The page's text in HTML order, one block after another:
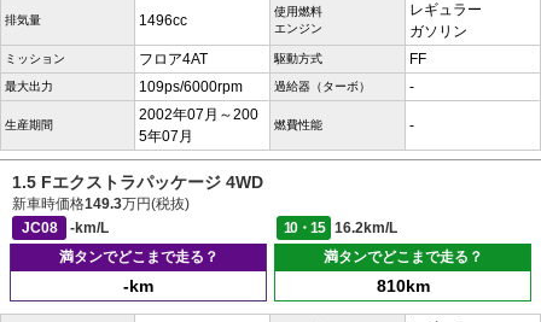
排気量 1496cc
使用燃料
エンジン
レギュラー
ガソリン
ミッション フロア4AT 駆動方式 FF
最大出力 109ps/6000rpm 過給器（ターボ） -
生産期間
2002年07月～200
5年07月
燃費性能 -
1.5 Fエクストラパッケージ 4WD
新車時価格149.3万円(税抜)
JC08
-km/L 10・15
16.2km/L
満タンでどこまで走る？
-km
満タンでどこまで走る？
810km